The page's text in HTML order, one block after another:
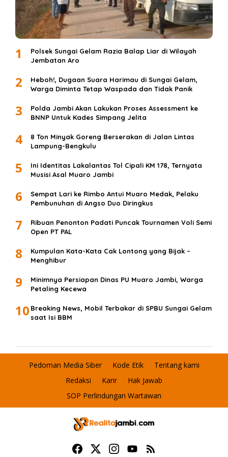
1
Polsek Sungai Gelam Razia Balap Liar di Wilayah
Jembatan Aro
2
Heboh!, Dugaan Suara Harimau di Sungai Gelam,
Warga Diminta Tetap Waspada dan Tidak Panik
3
Polda Jambi Akan Lakukan Proses Assessment ke
BNNP Untuk Kades Simpang Jelita
4
8 Ton Minyak Goreng Berserakan di Jalan Lintas
Lampung-Bengkulu
5
Ini Identitas Lakalantas Tol Cipali KM 178, Ternyata
Musisi Asal Muaro Jambi
6
Sempat Lari ke Rimbo Antui Muaro Medak, Pelaku
Pembunuhan di Angso Duo Diringkus
7
Ribuan Penonton Padati Puncak Tournamen Voli Semi
Open PT PAL
8
Kumpulan Kata-Kata Cak Lontong yang Bijak –
Menghibur
9
Minimnya Persiapan Dinas PU Muaro Jambi, Warga
Petaling Kecewa
10 Breaking News, Mobil Terbakar di SPBU Sungai Gelam
saat Isi BBM
Pedoman Media Siber Kode Etik
Tentang kami
Redaksi
Karir
Hak Jawab
SOP Perlindungan Wartawan